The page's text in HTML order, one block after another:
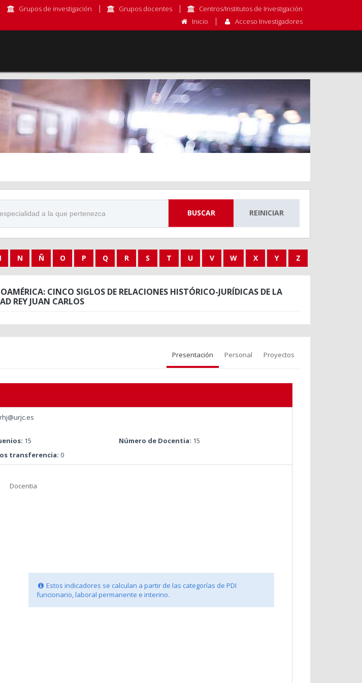
Grupos de investigación Grupos docentes
Centros/Institutos de Investigación
Inicio
Acceso Investigadores
BUSCAR REINICIAR
N Ñ O P Q R S T U V W X Y Z
CINCO SIGLOS DE RELACIONES HISTÓRICO-JURÍDICAS DE LA
REY JUAN CARLOS
Presentación Personal Proyectos
15 Número de Docentia: 15
transferencia: 0
Docentia
Estos indicadores se calculan a partir de las categorías de PDI
funcionario, laboral permanente e interino.